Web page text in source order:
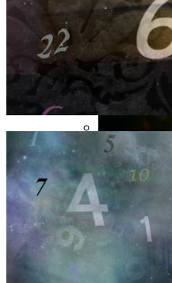
Известна,
Почему
От Мертвого